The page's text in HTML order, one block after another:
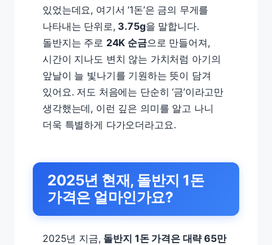
있었는데요, 여기서 ‘1돈’은 금의 무게를
나타내는 단위로, 3.75g을 말합니다.
돌반지는 주로 24K 순금으로 만들어져,
시간이 지나도 변치 않는 가치처럼 아기의
앞날이 늘 빛나기를 기원하는 뜻이 담겨
있어요. 저도 처음에는 단순히 ‘금’이라고만
생각했는데, 이런 깊은 의미를 알고 나니
더욱 특별하게 다가오더라고요.
2025년 현재, 돌반지 1돈
가격은 얼마인가요?
2025년 지금, 돌반지 1돈 가격은 대략 65만